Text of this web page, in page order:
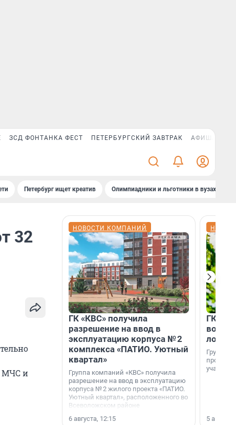
ЗСД ФОНТАНКА ФЕСТ ПЕТЕРБУРГСКИЙ ЗАВТРАК АФИША PLUS
Петербург ищет креатив Олимпиадники и льготники в вузах СПб
32
МЧС и
НОВОСТИ КОМПАНИЙ
ГК «КВС» получила
разрешение на ввод в
эксплуатацию корпуса № 2
комплекса «ПАТИО. Уютный
квартал»
Группа компаний «КВС» получила
разрешение на ввод в эксплуатацию
корпуса № 2 жилого проекта «ПАТИО.
Уютный квартал», расположенного во
Всеволожском районе
6 августа, 12:15
ГК
Группа
5